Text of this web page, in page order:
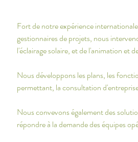
Fort de notre expérience
gestionnaires de projets, nous
l'éclairage solaire, et de l'animation et
Nous développons les plans, les
permettant, la consultation
Nous convevons également des
répondre à la demande des équipes